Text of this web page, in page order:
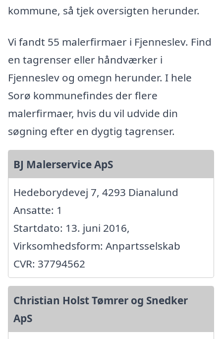
kommune, så tjek oversigten herunder.
Vi fandt 55 malerfirmaer i Fjenneslev. Find
en tagrenser eller håndværker i
Fjenneslev og omegn herunder. I hele
Sorø kommunefindes der flere
malerfirmaer, hvis du vil udvide din
søgning efter en dygtig tagrenser.
BJ Malerservice ApS
Hedeborydevej 7, 4293 Dianalund
Ansatte: 1
Startdato: 13. juni 2016,
Virksomhedsform: Anpartsselskab
CVR: 37794562
Christian Holst Tømrer og Snedker
ApS